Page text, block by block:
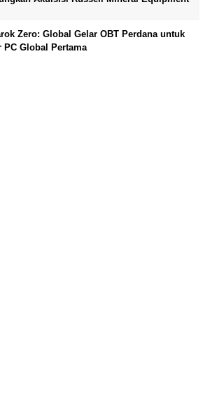
Zero: Global Gelar OBT Perdana untuk
PC Global Pertama